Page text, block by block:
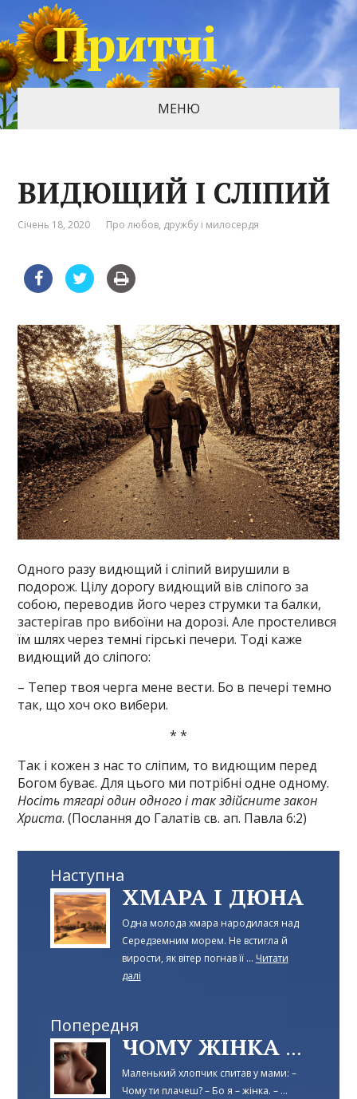
Притчі
МЕНЮ
ВИДЮЩИЙ І СЛІПИЙ
Січень 18, 2020 Про любов, дружбу і милосердя
Одного разу видющий і сліпий вирушили в
подорож. Цілу дорогу видющий вів сліпого за
собою, переводив його через струмки та балки,
застерігав про вибоїни на дорозі. Але простелився
їм шлях через темні гірські печери. Тоді каже
видющий до сліпого:
– Тепер твоя черга мене вести. Бо в печері темно
так, що хоч око вибери.
* *
Так і кожен з нас то сліпим, то видющим перед
Богом буває. Для цього ми потрібні одне одному.
Носіть тягарі один одного і так здійсните закон
Христа. (Послання до Галатів св. ап. Павла 6:2)
Наступна
ХМАРА І ДЮНА
Одна молода хмара народилася над
Середземним морем. Не встигла й
вирости, як вітер погнав її ... Читати
далі
Попередня
ЧОМУ ЖІНКА ПЛАЧЕ
Маленький хлопчик спитав у мами: –
Чому ти плачеш? – Бо я – жінка. – ...